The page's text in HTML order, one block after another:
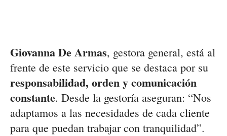
Giovanna De Armas, gestora general, está al
frente de este servicio que se destaca por su
responsabilidad, orden y comunicación
constante. Desde la gestoría aseguran: “Nos
adaptamos a las necesidades de cada cliente
para que puedan trabajar con tranquilidad”.